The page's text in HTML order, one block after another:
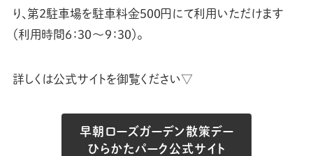
り、第2駐車場を駐車料金500円にて利用いただけます
（利用時間6：30～9：30）。
詳しくは公式サイトを御覧ください▽
早朝ローズガーデン散策デー
ひらかたパーク公式サイト